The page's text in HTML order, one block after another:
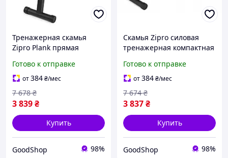
Тренажерная скамья
Zipro Plank прямая
силовых тренировок с
мягкой обивкой и
устойчивой конструкцией
Готово к отправке
от384₴/мес
3 839₴
7 678 ₴
Купить
GoodShop 98%
Скамья Zipro силовая
тренажерная компактная
домашних тренировок
универсальный
компактный тренажер
Готово к отправке
от384₴/мес
3 837₴
7 674 ₴
Купить
GoodShop 98%